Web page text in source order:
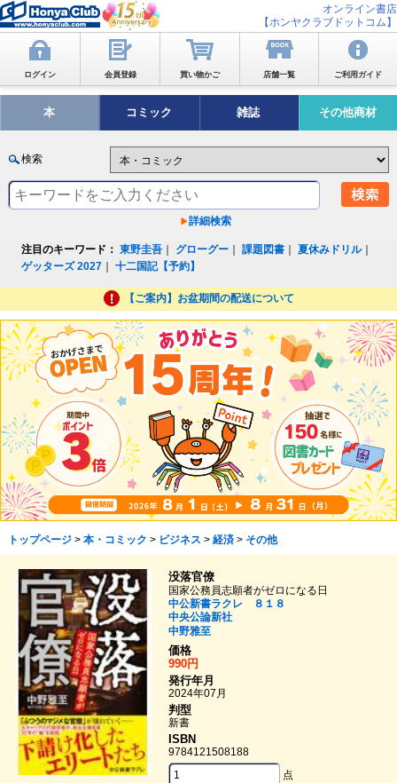
オンライン書店
【ホンヤクラブドットコム】
ログイン 会員登録 買い物かご 店舗一覧 ご利用ガイド
本 コミック 雑誌 その他商材
検索
詳細検索
注目のキーワード： 東野圭吾 グローグー ｜課題図書 ｜夏休みドリル｜
ゲッターズ 2027 ｜十二国記【予約】
【ご案内】お盆期間の配送について
トップページ> 本・コミック > ビジネス > 経済> その他
没落官僚
国家公務員志願者がゼロになる日
中公新書ラクレ ８１８
中央公論新社
中野雅至
価格
990円
発行年月
2024年07月
判型
新書
ISBN
9784121508188
点